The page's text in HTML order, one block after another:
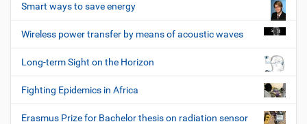
Smart ways to save energy
Wireless power transfer by means of acoustic waves
Long-term Sight on the Horizon
Fighting Epidemics in Africa
Erasmus Prize for Bachelor thesis on radiation sensor